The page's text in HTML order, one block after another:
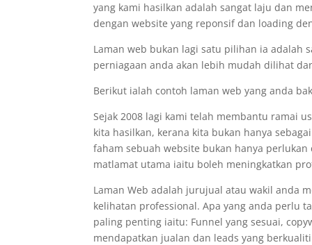
yang kami hasilkan adalah sangat laju dan
dengan website yang reponsif dan loading
Laman web bukan lagi satu pilihan ia adalah
perniagaan anda akan lebih mudah dilihat
Berikut ialah contoh laman web yang anda
Sejak 2008 lagi kami telah membantu ramai
kita hasilkan, kerana kita bukan hanya
faham sebuah website bukan hanya
matlamat utama iaitu boleh meningkatkan
Laman Web adalah jurujual atau wakil anda
kelihatan professional. Apa yang anda perlu
paling penting iaitu: Funnel yang sesuai,
mendapatkan jualan dan leads yang